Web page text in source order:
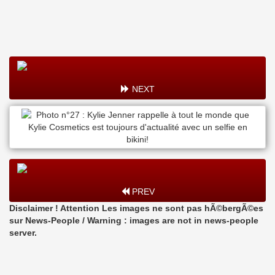
NEXT
PREV
Disclaimer ! Attention Les images ne sont pas hÃ©bergÃ©es
sur News-People / Warning : images are not in news-people
server.